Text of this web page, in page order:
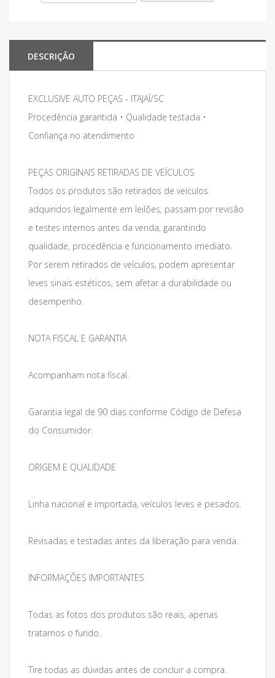
DESCRIÇÃO
EXCLUSIVE AUTO PEÇAS - ITAJAÍ/SC
Procedência garantida • Qualidade testada •
Confiança no atendimento
PEÇAS ORIGINAIS RETIRADAS DE VEÍCULOS
Todos os produtos são retirados de veículos
adquiridos legalmente em leilões, passam por revisão
e testes internos antes da venda, garantindo
qualidade, procedência e funcionamento imediato.
Por serem retirados de veículos, podem apresentar
leves sinais estéticos, sem afetar a durabilidade ou
desempenho.
NOTA FISCAL E GARANTIA
Acompanham nota fiscal.
Garantia legal de 90 dias conforme Código de Defesa
do Consumidor.
ORIGEM E QUALIDADE
Linha nacional e importada, veículos leves e pesados.
Revisadas e testadas antes da liberação para venda.
INFORMAÇÕES IMPORTANTES
Todas as fotos dos produtos são reais, apenas
tratamos o fundo.
Tire todas as dúvidas antes de concluir a compra.